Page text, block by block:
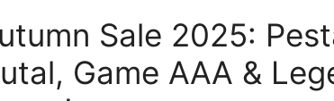
Sale 2025:
Game AAA &